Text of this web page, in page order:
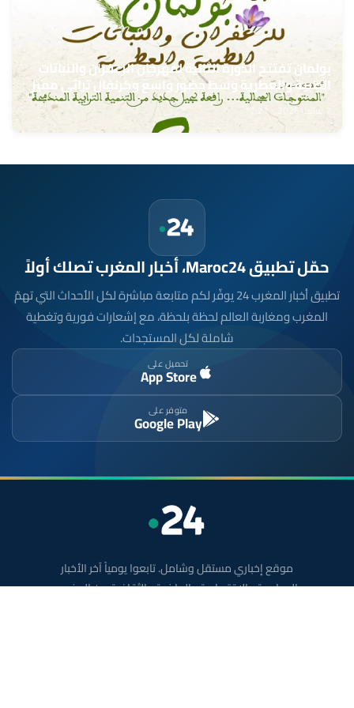
بولمان تفتتح الدورة الثانية لمهرجان الزعفران والنباتات
الطبية والعطرية وسط حضور واسع وكرنفال تراثي مميز
حمّل تطبيق Maroc24، أخبار المغرب تصلك أولاً
تطبيق أخبار المغرب 24 يوفّر لكم متابعة مباشرة لكل الأحداث التي تهمّ
المغرب ومغاربة العالم لحظة بلحظة، مع إشعارات فورية وتغطية
شاملة لكل المستجدات.
تحميل على
App Store
متوفر على
Google Play
موقع إخباري مستقل وشامل. تابعوا يومياً آخر الأخبار
السياسية والاقتصادية والرياضية والثقافية من المغرب.